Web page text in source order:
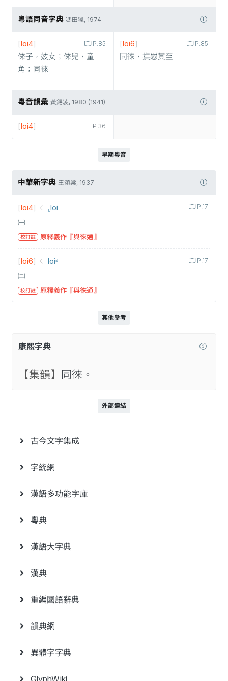
粵語同音字典 馮田獵, 1974
P.85
[loi4]
倈子，妓女；倈兒，童
角；同徠
P.85
[loi6]
同徠，撫慰其至
粵音韻彙 黃錫凌, 1980 (1941)
P.36
[loi4]
早期粵音
中華新字典 王頌棠, 1937
P.17
[loi4] ꜁loi
㈠
校訂註 原釋義作『與徠通』
P.17
[ loi6] loi꜅
㈡
校訂註 原釋義作『與徠通』
其他參考
康熙字典
【集韻】 同徠。
外部連結
古今文字集成
字統網
漢語多功能字庫
粵典
漢語大字典
漢典
重編國語辭典
韻典網
異體字字典
GlyphWiki